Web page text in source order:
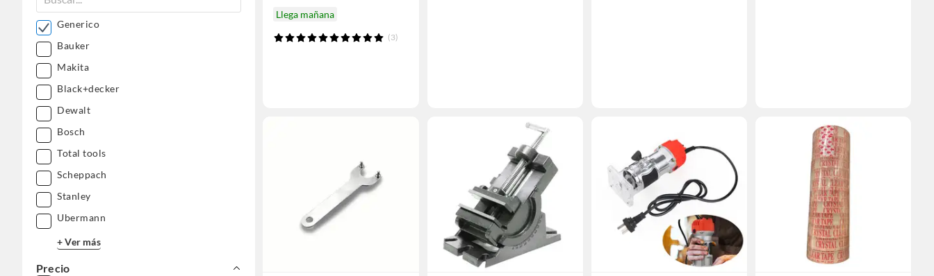
Generico
Bauker
Makita
Black+decker
Dewalt
Bosch
Total tools
Scheppach
Stanley
Ubermann
+ Ver más
Precio
Llega mañana
(3)